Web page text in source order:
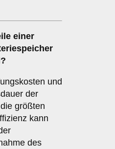
einer
und
der
größten
kann
des